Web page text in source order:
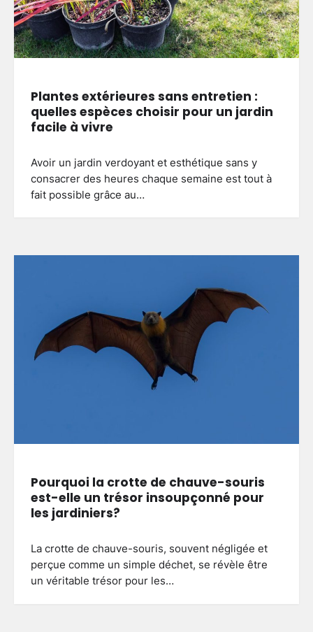
Plantes extérieures sans entretien :
quelles espèces choisir pour un jardin
facile à vivre
Avoir un jardin verdoyant et esthétique sans y
consacrer des heures chaque semaine est tout à
fait possible grâce au…
Pourquoi la crotte de chauve-souris
est-elle un trésor insoupçonné pour
les jardiniers?
La crotte de chauve-souris, souvent négligée et
perçue comme un simple déchet, se révèle être
un véritable trésor pour les…